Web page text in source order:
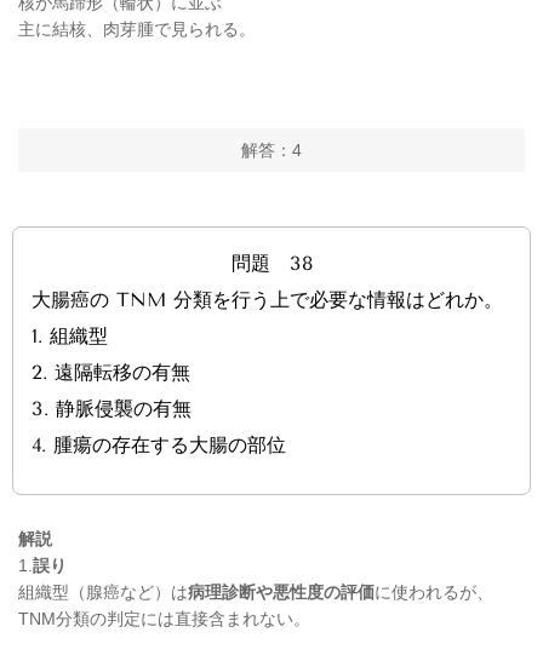
主に結核、肉芽腫で見られる。
解答：4
問題 38
大腸癌の TNM 分類を行う上で必要な情報はどれか。
1. 組織型
2. 遠隔転移の有無
3. 静脈侵襲の有無
4. 腫瘍の存在する大腸の部位
解説
1. 誤り
組織型（腺癌など）は病理診断や悪性度の評価に使われるが、
TNM分類の判定には直接含まれない。